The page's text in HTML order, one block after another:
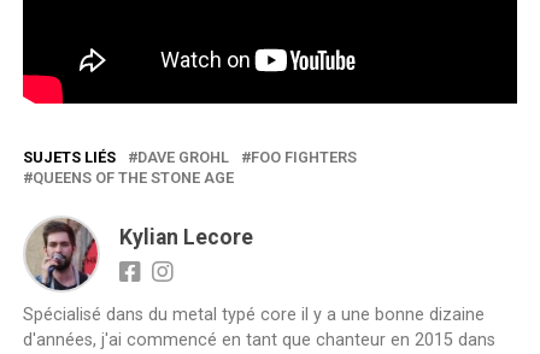
SUJETS LIÉS DAVE GROHL
FOO FIGHTERS
QUEENS OF THE STONE AGE
Kylian Lecore
Spécialisé dans du metal typé core il y a une bonne dizaine
d'années, j'ai commencé en tant que chanteur en 2015 dans